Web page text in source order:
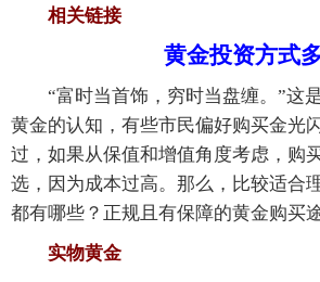
相关链接
黄金投资方式
“富时当首饰，穷时当盘缠。”这
黄金的认知，有些市民偏好购买金光
过，如果从保值和增值角度考虑，购
选，因为成本过高。那么，比较适合
都有哪些？正规且有保障的黄金购买
实物黄金